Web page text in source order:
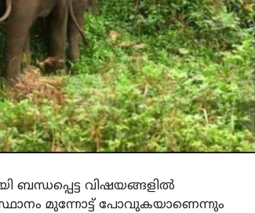
ബന്ധപ്പെട്ട വിഷയങ്ങളില്‍
മുന്നോട്ട് പോവുകയാണെന്നും